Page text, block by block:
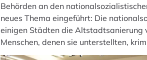
Behörden an den
neues Thema eingeführt: Die
einigen Städten die Altstadtsanierung
Menschen, denen sie unterstellten,